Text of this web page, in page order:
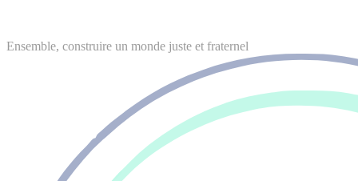
Ensemble, construire un monde juste et fraternel